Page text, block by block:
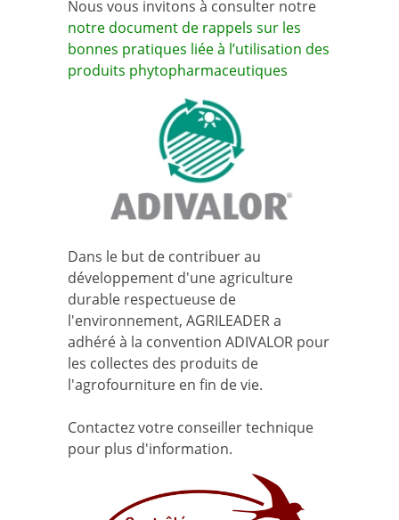
Nous vous invitons à consulter notre
notre document de rappels sur les
bonnes pratiques liée à l’utilisation des
produits phytopharmaceutiques
Dans le but de contribuer au
développement d'une agriculture
durable respectueuse de
l'environnement, AGRILEADER a
adhéré à la convention ADIVALOR pour
les collectes des produits de
l'agrofourniture en fin de vie.
Contactez votre conseiller technique
pour plus d'information.